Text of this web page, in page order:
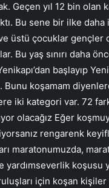
Geçen yıl 12 bin olan
Bu sene bir ilke daha
üstü çocuklar gençler
Bu yaş sınırı daha
başlayıp
Bunu koşamam
iki kategori var. 72
olacağız Eğer
rengarenk
maratonumuzda,
koşusu
için koşan kişiler